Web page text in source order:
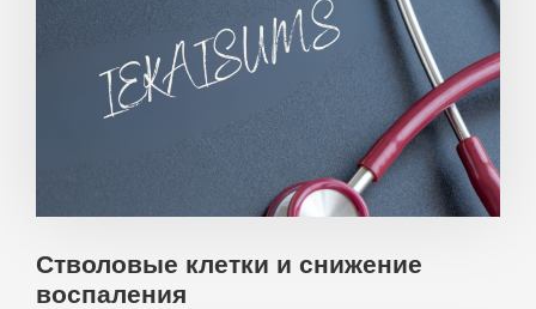
Стволовые клетки и снижение
воспаления